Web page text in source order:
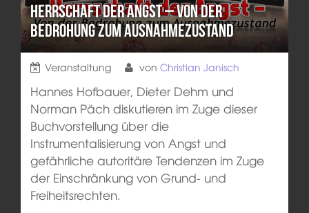
Herrschaft der Angst – Von der
Bedrohung zum Ausnahmezustand
Veranstaltung von Christian Janisch
Hannes Hofbauer, Dieter Dehm und
Norman Päch diskutieren im Zuge dieser
Buchvorstellung über die
Instrumentalisierung von Angst und
gefährliche autoritäre Tendenzen im Zuge
der Einschränkung von Grund- und
Freiheitsrechten.